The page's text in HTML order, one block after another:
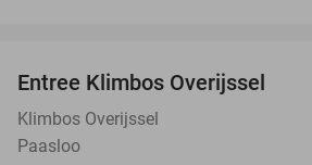
Entree Klimbos Overijssel
Klimbos Overijssel
Paasloo